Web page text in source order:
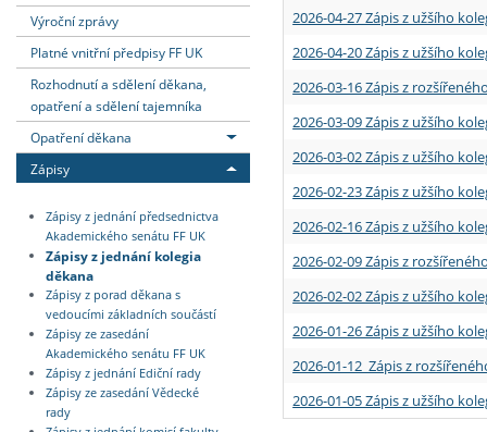
Absolventi fakulty
Vyjíždějící zaměstnanci
Výroční zprávy
Platné vnitřní předpisy FF UK
Rozhodnutí a sdělení děkana,
opatření a sdělení tajemníka
Opatření děkana
Zápisy
Zápisy z jednání předsednictva
Akademického senátu FF UK
Zápisy z jednání kolegia
děkana
Zápisy z porad děkana s
vedoucími základních součástí
Zápisy ze zasedání
Akademického senátu FF UK
Zápisy z jednání Ediční rady
Zápisy ze zasedání Vědecké
rady
2026-04-27 Zápis z užšího
2026-04-20 Zápis z užšího
2026-03-16 Zápis z
2026-03-09 Zápis z užšího
2026-03-02 Zápis z užšího
2026-02-23 Zápis z užšího
2026-02-16 Zápis z užšího
2026-02-09 Zápis z
2026-02-02 Zápis z užšího
2026-01-26 Zápis z užšího
2026-01-12 Zápis z
2026-01-05 Zápis z užšího